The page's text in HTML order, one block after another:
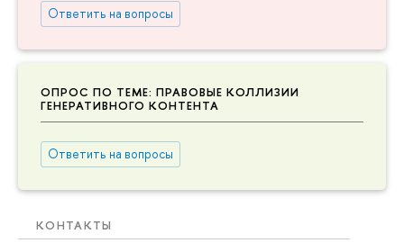
Ответить на вопросы
ОПРОС ПО ТЕМЕ: ПРАВОВЫЕ КОЛЛИЗИИ
ГЕНЕРАТИВНОГО КОНТЕНТА
Ответить на вопросы
КОНТАКТЫ